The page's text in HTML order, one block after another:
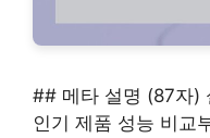
## 메타 설명 (87자)
인기 제품 성능 비교